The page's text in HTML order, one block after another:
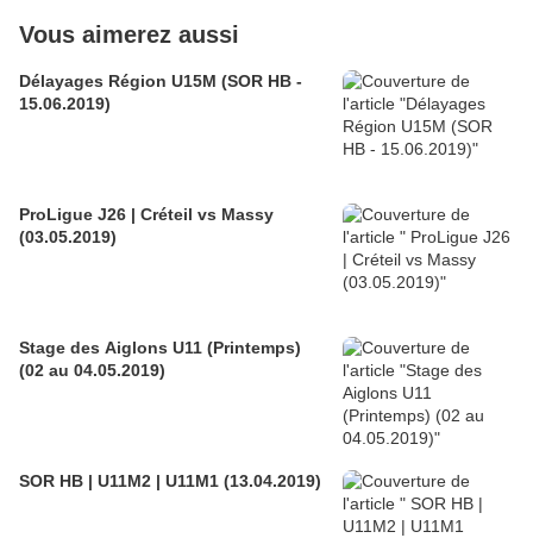
Vous aimerez aussi
Délayages Région U15M (SOR HB -
15.06.2019)
ProLigue J26 | Créteil vs Massy
(03.05.2019)
Stage des Aiglons U11 (Printemps)
(02 au 04.05.2019)
SOR HB | U11M2 | U11M1 (13.04.2019)